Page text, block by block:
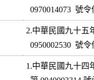
2.中華民國九十五
1.中華民國九十四